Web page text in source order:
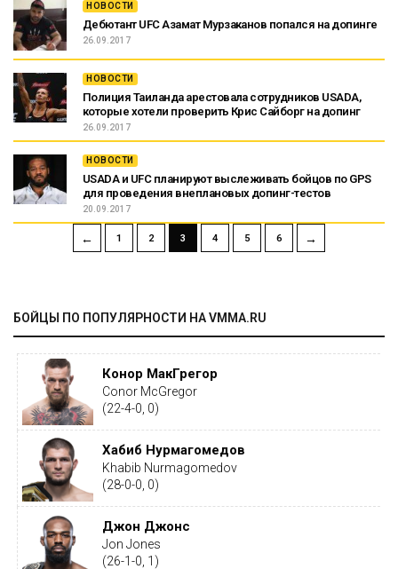
НОВОСТИ
Дебютант UFC Азамат Мурзаканов попался на допинге
26.09.2017
НОВОСТИ
Полиция Таиланда арестовала сотрудников USADA,
которые хотели проверить Крис Сайборг на допинг
26.09.2017
НОВОСТИ
USADA и UFC планируют выслеживать бойцов по GPS
для проведения внеплановых допинг-тестов
20.09.2017
← 1 2 3 4 5 6 →
БОЙЦЫ ПО ПОПУЛЯРНОСТИ НА VMMA.RU
Конор МакГрегор
Conor McGregor
(22-4-0, 0)
Хабиб Нурмагомедов
Khabib Nurmagomedov
(28-0-0, 0)
Джон Джонс
Jon Jones
(26-1-0, 1)